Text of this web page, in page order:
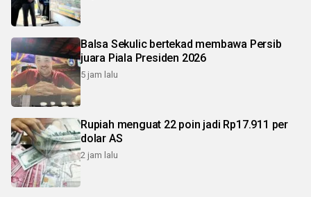
Balsa Sekulic bertekad membawa Persib
juara Piala Presiden 2026
5 jam lalu
Rupiah menguat 22 poin jadi Rp17.911 per
dolar AS
2 jam lalu